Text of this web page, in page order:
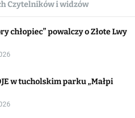
l
c
Czytelników i widzów
chłopiec” powalczy o Złote Lwy
w tucholskim parku „Małpi